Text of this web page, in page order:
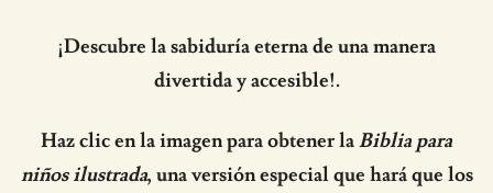
¡Descubre la sabiduría eterna de una manera
divertida y accesible!.
Haz clic en la imagen para obtener laBiblia para
niños ilustrada, una versión especial que hará que los